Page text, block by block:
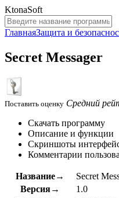
KtonaSoft
ГлавнаяЗащита и
Secret Messager
Поставить оценку Средний
Скачать программу
Описание и функции
Скриншоты
Комментарии
Название→
Secret
Версия→
1.0